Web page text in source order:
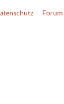
Forum